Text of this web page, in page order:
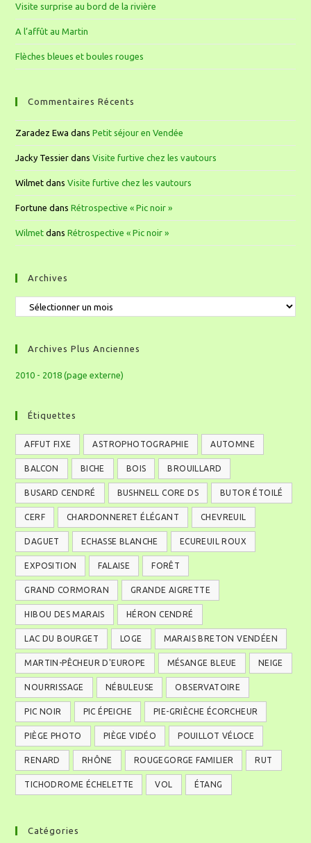
Visite surprise au bord de la rivière
A l’affût au Martin
Flèches bleues et boules rouges
Commentaires Récents
Zaradez Ewa dansPetit séjour en Vendée
Jacky Tessier dansVisite furtive chez les vautours
Wilmet dansVisite furtive chez les vautours
Fortune dansRétrospective « Pic noir »
Wilmet dansRétrospective « Pic noir »
Archives
Archives Plus Anciennes
2010 - 2018 (page externe)
Étiquettes
AFFUT FIXE ASTROPHOTOGRAPHIE AUTOMNE
BALCON BICHE BOIS BROUILLARD
BUSARD CENDRÉ BUSHNELL CORE DS BUTOR ÉTOILÉ
CERF CHARDONNERET ÉLÉGANT CHEVREUIL
DAGUET ECHASSE BLANCHE ECUREUIL ROUX
EXPOSITION FALAISE FORÊT
GRAND CORMORAN GRANDE AIGRETTE
HIBOU DES MARAIS HÉRON CENDRÉ
LAC DU BOURGET LOGE MARAIS BRETON VENDÉEN
MARTIN-PÊCHEUR D'EUROPE MÉSANGE BLEUE NEIGE
NOURRISSAGE NÉBULEUSE OBSERVATOIRE
PIC NOIR PIC ÉPEICHE PIE-GRIÈCHE ÉCORCHEUR
PIÈGE PHOTO PIÈGE VIDÉO POUILLOT VÉLOCE
RENARD RHÔNE ROUGEGORGE FAMILIER RUT
TICHODROME ÉCHELETTE VOL ÉTANG
Catégories